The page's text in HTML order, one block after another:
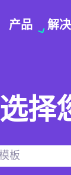
产品 解
选择